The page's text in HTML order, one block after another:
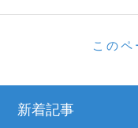
この
新着記事